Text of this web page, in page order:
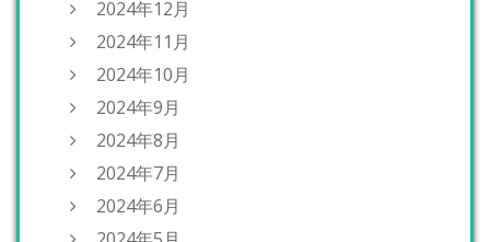
2024年12月
2024年11月
2024年10月
2024年9月
2024年8月
2024年7月
2024年6月